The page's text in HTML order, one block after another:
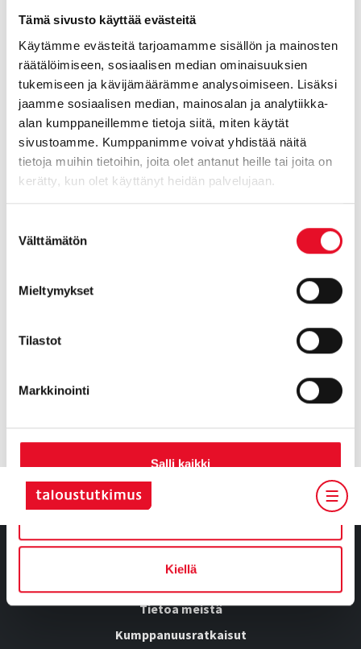
Tämä sivusto käyttää evästeitä
Käytämme evästeitä tarjoamamme sisällön ja mainosten
räätälöimiseen, sosiaalisen median ominaisuuksien
tukemiseen ja kävijämäärämme analysoimiseen. Lisäksi
jaamme sosiaalisen median, mainosalan ja analytiikka-
alan kumppaneillemme tietoja siitä, miten käytät
sivustoamme. Kumppanimme voivat yhdistää näitä
tietoja muihin tietoihin, joita olet antanut heille tai joita on
kerätty, kun olet käyttänyt heidän palvelujaan.
valinta
Välttämätön
Mieltymykset
Tilastot
Markkinointi
Salli kaikki
Kiellä
motivoituneina. Osallistujat voivat olla ympäri Suomea,
mikä tuo oman rikkautensa keskusteluun. Asiakkaana voit
tulla vaivatta mukaan verkkoryhmään kuulemaan
kohderyhmääsi missä tahansa oletkin.
Mikäli siis pöydälläsi on MIKSI, MILLAINEN tai MITEN -
kysymyksiä, joihin olisi hyvä saada vastaukset, ota yhteyttä
ja pistetään verkkokeskustelu nopeasti pystyyn
kohderyhmäsi kanssa. Jos sinulla ei ole kokemusta
verkkoryhmistä, niin voidaan hyvin aloittaa matalan
tiedonkeruutavoista voit lukea lisää nettisivuiltamme:
https://www.inspirans.fi/laadullisen-tutkimuksen-koti-on-
Sari Roth,sari.roth@inspirans.fi
Tietoa meistä
Kumppanuusratkaisut